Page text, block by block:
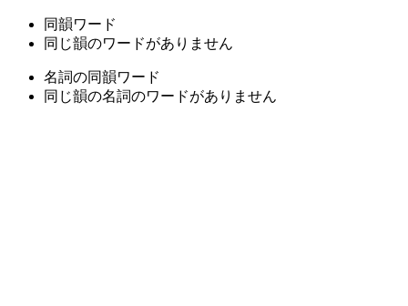
同韻ワード
同じ韻のワードがありません
名詞の同韻ワード
同じ韻の名詞のワードがありません